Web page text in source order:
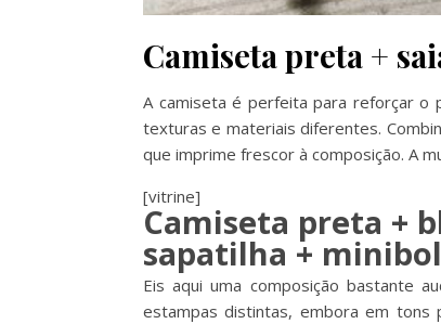
Camiseta preta +
A camiseta é perfeita para reforçar o
texturas e materiais diferentes.
que imprime frescor à composição. A
[vitrine]
Camiseta preta +
sapatilha +
Eis aqui uma composição bastante
estampas distintas, embora em tons